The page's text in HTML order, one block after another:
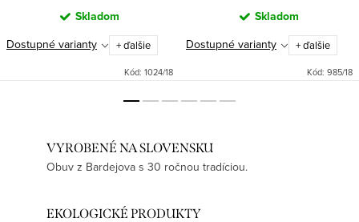
Skladom
Dostupné varianty + ďalšie
Kód: 1024/18
Skladom
Dostupné varianty + ďalšie
Kód: 985/18
VYROBENÉ NA SLOVENSKU
Obuv z Bardejova s 30 ročnou tradíciou.
EKOLOGICKÉ PRODUKTY